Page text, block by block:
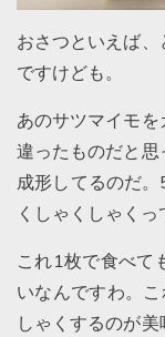
おさつといえば
ですけども。
あのサツマイモ
違ったものだと
成形してるのだ
くしゃくしゃくっ
これ1枚で食べて
いなんですわ。
しゃくするのが